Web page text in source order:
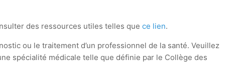
des ressources utiles telles quece lien.
ou le traitement d’un professionnel de la santé. Veuillez
spécialité médicale telle que définie par le Collège des